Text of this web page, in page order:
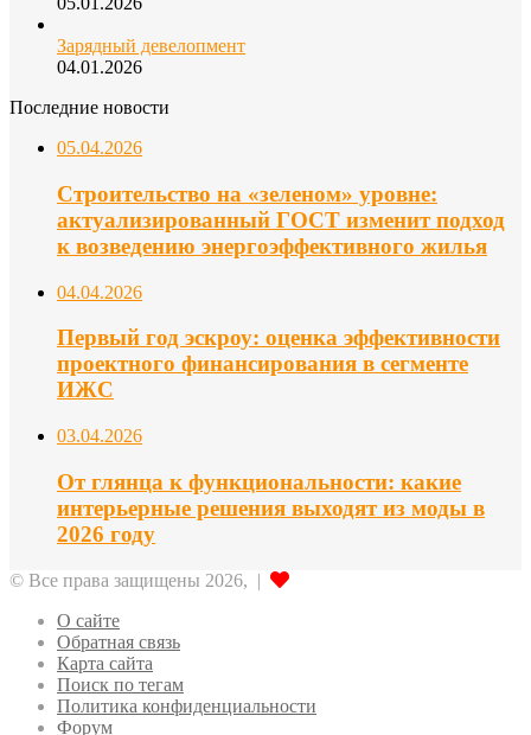
Зарядный девелопмент
04.01.2026
Последние новости
05.04.2026
Строительство на «зеленом» уровне:
актуализированный ГОСТ изменит подход
к возведению энергоэффективного жилья
04.04.2026
Первый год эскроу: оценка эффективности
проектного финансирования в сегменте
ИЖС
03.04.2026
От глянца к функциональности: какие
интерьерные решения выходят из моды в
2026 году
© Все права защищены 2026, |
О сайте
Обратная связь
Карта сайта
Поиск по тегам
Политика конфиденциальности
Форум